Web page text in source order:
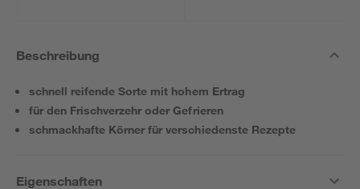
Beschreibung
schnell reifende Sorte mit hohem Ertrag
für den Frischverzehr oder Gefrieren
schmackhafte Körner für verschiedenste Rezepte
Eigenschaften